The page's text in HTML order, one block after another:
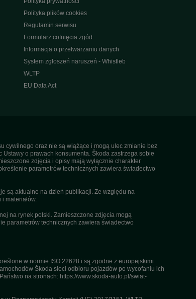
Polityka plików cookies
Regulamin serwisu
Formularz cofnięcia zgód
Informacja o przetwarzaniu danych
System zgłoszeń naruszeń - Whistleb
WLTP
EU Data Act
cywilnego oraz nie są wiążące i mogą ulec zmianie bez
o prawach konsumenta. Škoda zastrzega sobie
zdjęcia i opisy mają wyłącznie charakter
parametrów technicznych zawiera świadectwo
są aktualne na dzień publikacji. Ze względu na
materiałów.
na rynek polski. Zamieszczone zdjęcia mogą
parametrów technicznych zawiera świadectwo
w normie ISO 22628 i są zgodne z europejskimi
Škoda sieci odbioru pojazdów po wycofaniu ich
na stronach: https://www.skoda-auto.pl/swiat-